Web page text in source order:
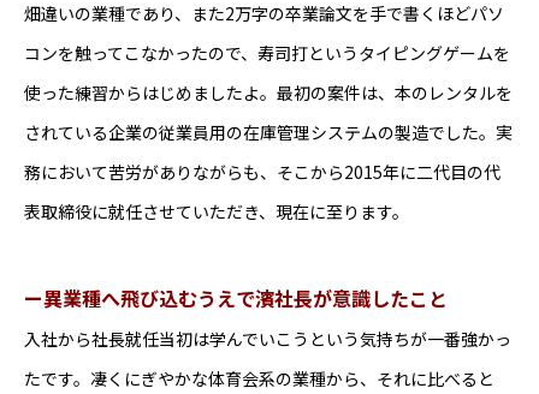
畑違いの業種であり、また2万字の卒業論文を手で書くほどパソ
コンを触ってこなかったので、寿司打というタイピングゲームを
使った練習からはじめましたよ。最初の案件は、本のレンタルを
されている企業の従業員用の在庫管理システムの製造でした。実
務において苦労がありながらも、そこから2015年に二代目の代
表取締役に就任させていただき、現在に至ります。
ー異業種へ飛び込むうえで濱社長が意識したこと
入社から社長就任当初は学んでいこうという気持ちが一番強かっ
たです。凄くにぎやかな体育会系の業種から、それに比べると